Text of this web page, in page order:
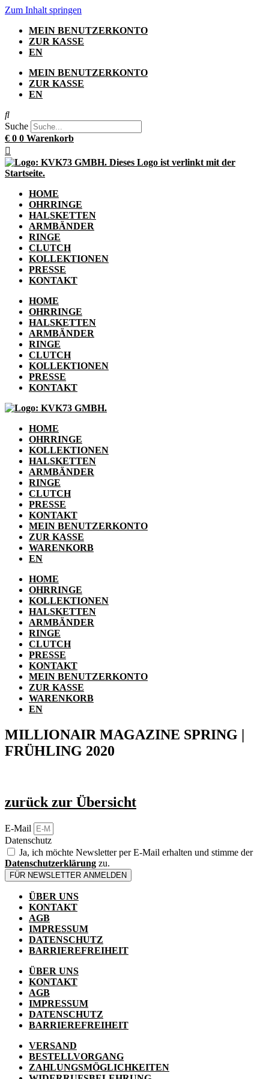
Zum Inhalt springen
MEIN BENUTZERKONTO
ZUR KASSE
EN
MEIN BENUTZERKONTO
ZUR KASSE
EN
Suche
€ 0 0 Warenkorb
HOME
OHRRINGE
HALSKETTEN
ARMBÄNDER
RINGE
CLUTCH
KOLLEKTIONEN
PRESSE
KONTAKT
HOME
OHRRINGE
HALSKETTEN
ARMBÄNDER
RINGE
CLUTCH
KOLLEKTIONEN
PRESSE
KONTAKT
HOME
OHRRINGE
KOLLEKTIONEN
HALSKETTEN
ARMBÄNDER
RINGE
CLUTCH
PRESSE
KONTAKT
MEIN BENUTZERKONTO
ZUR KASSE
WARENKORB
EN
HOME
OHRRINGE
KOLLEKTIONEN
HALSKETTEN
ARMBÄNDER
RINGE
CLUTCH
PRESSE
KONTAKT
MEIN BENUTZERKONTO
ZUR KASSE
WARENKORB
EN
MILLIONAIR MAGAZINE SPRING |
FRÜHLING 2020
zurück zur Übersicht
E-Mail
Datenschutz
Ja, ich möchte Newsletter per E-Mail erhalten und stimme der
Datenschutzerklärung zu.
FÜR NEWSLETTER ANMELDEN
ÜBER UNS
KONTAKT
AGB
IMPRESSUM
DATENSCHUTZ
BARRIEREFREIHEIT
ÜBER UNS
KONTAKT
AGB
IMPRESSUM
DATENSCHUTZ
BARRIEREFREIHEIT
VERSAND
BESTELLVORGANG
ZAHLUNGSMÖGLICHKEITEN